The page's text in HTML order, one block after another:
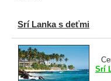
Srí Lanka s deťmi
Srí